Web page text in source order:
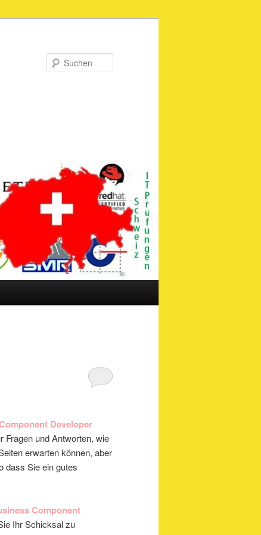
Developer
Fragen und Antworten, wie
erwarten können, aber
dass Sie ein gutes
Component
Ihr Schicksal zu